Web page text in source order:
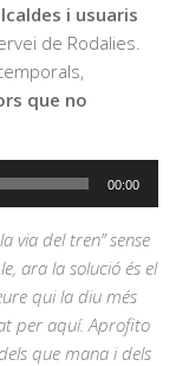
i usuaris
de Rodalies.
que no
00:00
via del tren” sense
ara la solució és el
qui la diu més
per aquí. Aprofito
que mana i dels